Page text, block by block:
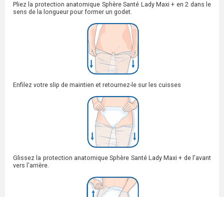
Pliez la protection anatomique Sphère Santé Lady Maxi + en 2 dans le
sens de la longueur pour former un godet.
Enfilez votre slip de maintien et retournez-le sur les cuisses
Glissez la protection anatomique Sphère Santé Lady Maxi + de l'avant
vers l'arrière.